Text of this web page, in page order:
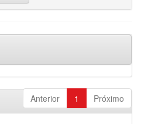
Anterior 1 Próximo